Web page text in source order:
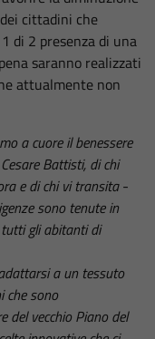
cittadini che
di 2 presenza di una
saranno realizzati
attualmente non
a cuore il benessere
Battisti, di chi
e di chi vi transita-
sono tenute in
gli abitanti di
a un tessuto
che sono
del vecchio Piano del